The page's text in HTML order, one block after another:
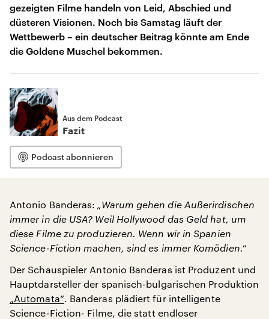
gezeigten Filme handeln von Leid, Abschied und
düsteren Visionen. Noch bis Samstag läuft der
Wettbewerb – ein deutscher Beitrag könnte am Ende
die Goldene Muschel bekommen.
Aus dem Podcast
Fazit
Podcast abonnieren
Antonio Banderas: „Warum gehen die Außerirdischen
immer in die USA? Weil Hollywood das Geld hat, um
diese Filme zu produzieren. Wenn wir in Spanien
Science-Fiction machen, sind es immer Komödien.“
Der Schauspieler Antonio Banderas ist Produzent und
Hauptdarsteller der spanisch-bulgarischen Produktion
„Automata“. Banderas plädiert für intelligente
Science-Fiction- Filme, die statt endloser